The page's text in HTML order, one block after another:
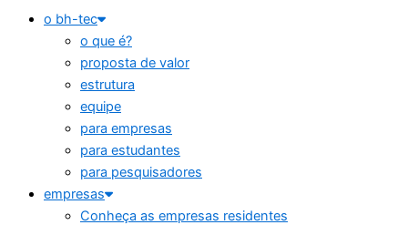
o bh-tec
o que é?
proposta de valor
estrutura
equipe
para empresas
para estudantes
para pesquisadores
empresas
Conheça as empresas residentes